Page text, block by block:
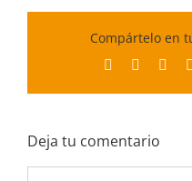
Compártelo en
Facebook
Deja tu comentario